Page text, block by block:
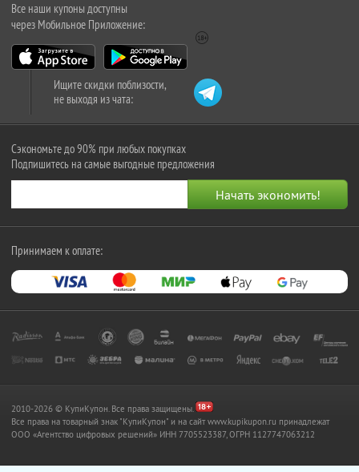
Все наши купоны доступны
через Мобильное Приложение:
Ищите скидки поблизости,
не выходя из чата:
Сэкономьте до 90% при любых покупках
Подпишитесь на самые выгодные предложения
Принимаем к оплате:
2010-2026 © КупиКупон. Все права защищены.
Все права на товарный знак "КупиКупон" и на сайт www.kupikupon.ru принадлежат
OOO «Агентство цифровых решений» ИНН 7705523387, ОГРН 1127747063212